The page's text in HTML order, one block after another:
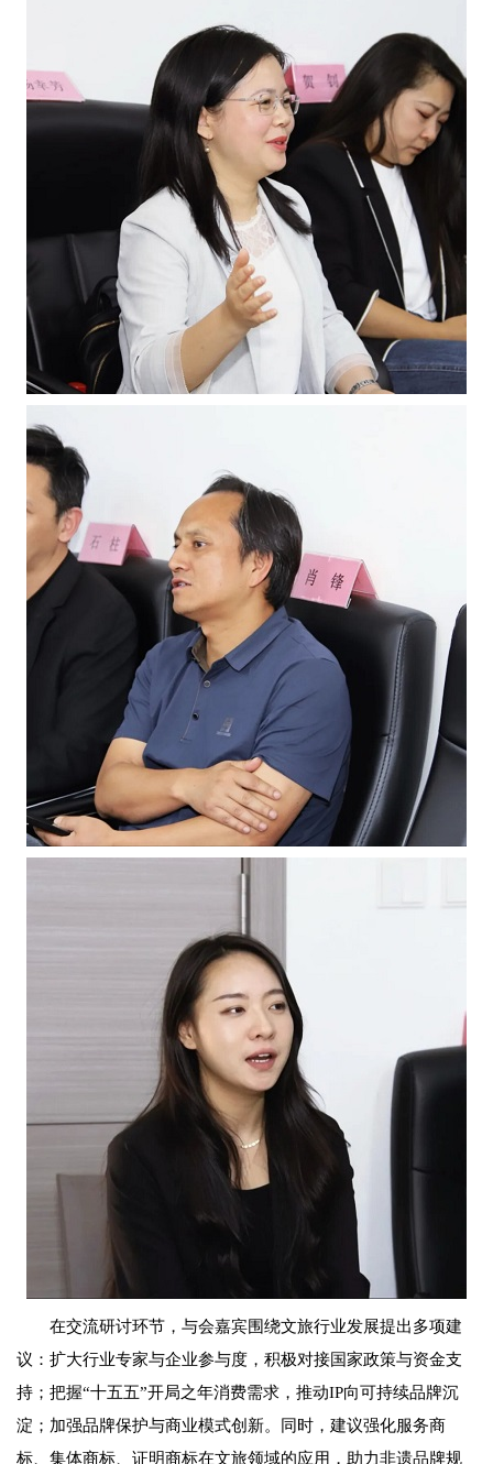
在交流研讨环节，与会嘉宾围绕文旅行业发展提出多项建
议：扩大行业专家与企业参与度，积极对接国家政策与资金支
持；把握“十五五”开局之年消费需求，推动IP向可持续品牌沉
淀；加强品牌保护与商业模式创新。同时，建议强化服务商
标、集体商标、证明商标在文旅领域的应用，助力非遗品牌规